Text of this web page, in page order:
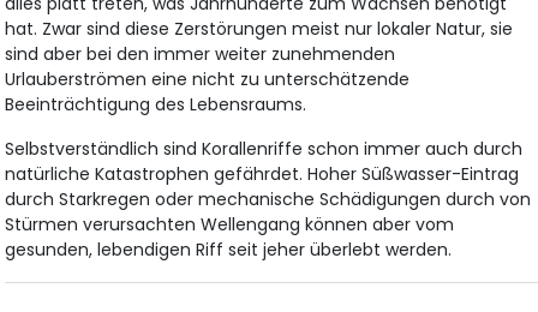
hat. Zwar sind diese Zerstörungen meist nur lokaler Natur, sie
sind aber bei den immer weiter zunehmenden
Urlauberströmen eine nicht zu unterschätzende
Beeinträchtigung des Lebensraums.
Selbstverständlich sind Korallenriffe schon immer auch durch
natürliche Katastrophen gefährdet. Hoher Süßwasser-Eintrag
durch Starkregen oder mechanische Schädigungen durch von
Stürmen verursachten Wellengang können aber vom
gesunden, lebendigen Riff seit jeher überlebt werden.